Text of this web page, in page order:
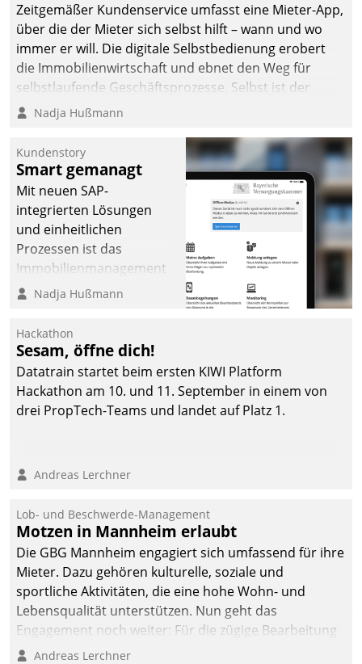
Zeitgemäßer Kundenservice umfasst eine Mieter-App,
über die der Mieter sich selbst hilft – wann und wo
immer er will. Die digitale Selbstbedienung erobert
die Immobilienwirtschaft und ebnet den Weg für
selbstlaufende Geschäftsprozesse. Selbst ist der
Kunde und smart der Serviceanbieter.
Nadja Hußmann
Kundenstory
Smart gemanagt
Mit neuen SAP-
integrierten Lösungen
und einheitlichen
Prozessen ist das
Immobilienmanagement
der Bayerischen
Ressort Kapitalanlage für
künftige Aufgaben und
Herausforderungen
gerüstet.
Nadja Hußmann
Hackathon
Sesam, öffne dich!
Datatrain startet beim ersten KIWI Platform
Hackathon am 10. und 11. September in einem von
drei PropTech-Teams und landet auf Platz 1.
Andreas Lerchner
Lob- und Beschwerde-Management
Motzen in Mannheim erlaubt
Die GBG Mannheim engagiert sich umfassend für ihre
Mieter. Dazu gehören kulturelle, soziale und
sportliche Aktivitäten, die eine hohe Wohn- und
Lebensqualität unterstützen. Nun geht das
Engagement noch weiter: Für die zügige Bearbeitung
von Beschwerden – oder Lob – richtet das
Andreas Lerchner